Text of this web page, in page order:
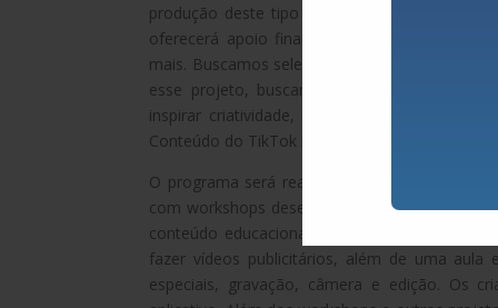
produção deste tipo de conteúdo na
oferecerá apoio financeiro, suporte
mais. Buscamos selecionar os criadores da
esse projeto, buscamos incentivá-los a
inspirar criatividade, alinhando o
Conteúdo do TikTok no Brasil, Ronaldo Marques.
O programa será realizado entre os dias 1
com workshops desenvolvidos
conteúdo educacional para o TikTok;
fazer vídeos publicitários, além de uma aula
especiais, gravação, câmera e edição. Os